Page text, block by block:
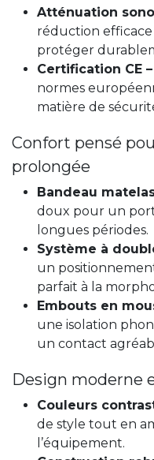
Atténuation
réduction
protéger
Certification CE –
normes
matière de
Confort pensé
prolongée
Bandeau
doux pour un
longues périodes.
Système à
un
parfait à la
Embouts en
une isolation
un contact
Design moderne
Couleurs
de style tout en
l’équipement.